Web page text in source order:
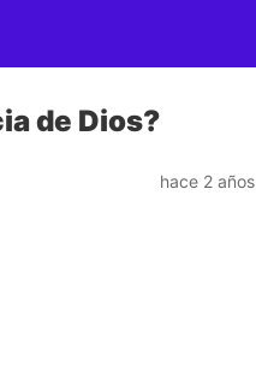
de Dios?
hace 2 años